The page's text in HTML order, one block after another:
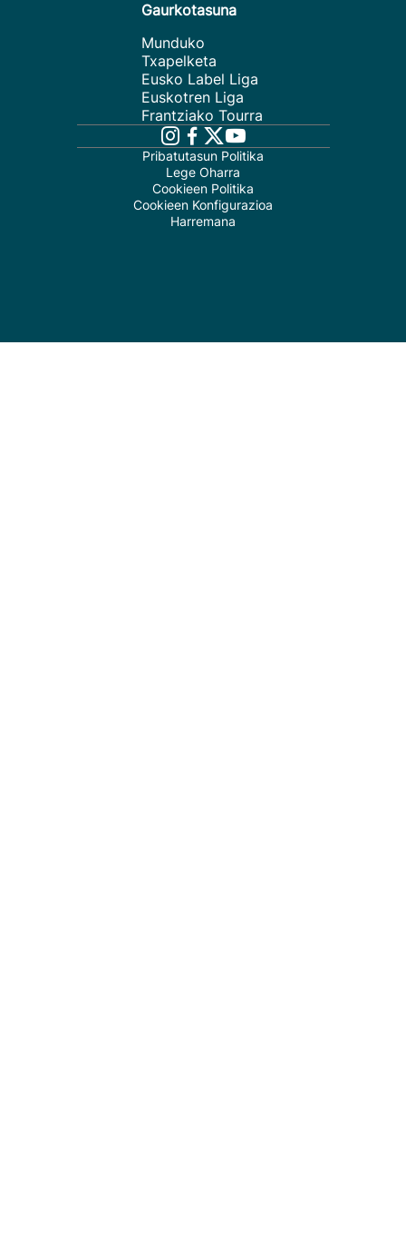
Gaurkotasuna
Munduko
Txapelketa
Eusko Label Liga
Euskotren Liga
Frantziako Tourra
Pribatutasun Politika
Lege Oharra
Cookieen Politika
Cookieen Konfigurazioa
Harremana